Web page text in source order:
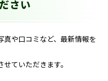
さい
や口コミなど、最新情報を
ていただきます。